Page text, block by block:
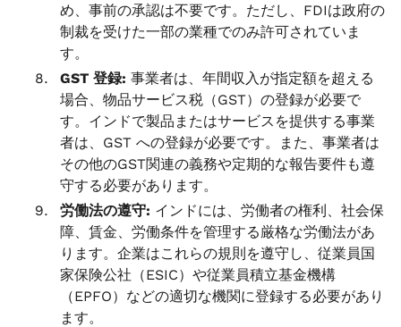
め、事前の承認は不要です。ただし、FDIは政府の
制裁を受けた一部の業種でのみ許可されていま
す。
GST 登録: 事業者は、年間収入が指定額を超える
場合、物品サービス税（GST）の登録が必要で
す。インドで製品またはサービスを提供する事業
者は、GST への登録が必要です。また、事業者は
その他のGST関連の義務や定期的な報告要件も遵
守する必要があります。
労働法の遵守: インドには、労働者の権利、社会保
障、賃金、労働条件を管理する厳格な労働法があ
ります。企業はこれらの規則を遵守し、従業員国
家保険公社（ESIC）や従業員積立基金機構
（EPFO）などの適切な機関に登録する必要があり
ます。